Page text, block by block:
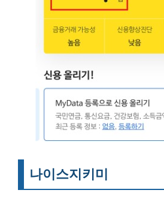
나이스지키미